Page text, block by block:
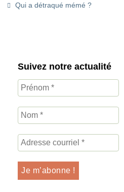
Qui a détraqué mémé ?
Suivez notre actualité